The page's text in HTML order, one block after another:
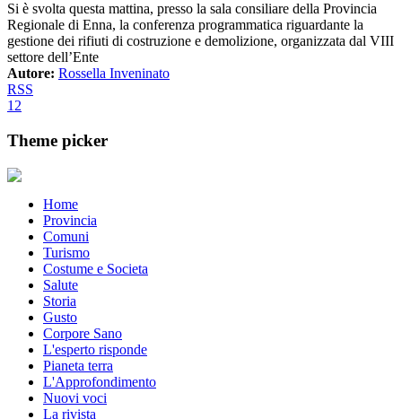
Si è svolta questa mattina, presso la sala consiliare della Provincia
Regionale di Enna, la conferenza programmatica riguardante la
gestione dei rifiuti di costruzione e demolizione, organizzata dal VIII
settore dell’Ente
Autore: Rossella Inveninato
RSS
12
Theme picker
Home
Provincia
Comuni
Turismo
Costume e Societa
Salute
Storia
Gusto
Corpore Sano
L'esperto risponde
Pianeta terra
L'Approfondimento
Nuovi voci
La rivista